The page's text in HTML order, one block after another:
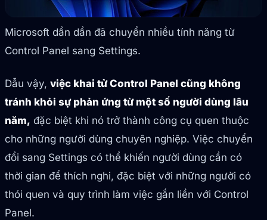
Microsoft dần dần đã chuyển nhiều tính năng từ
Control Panel sang Settings.
Dẫu vậy, việc khai tử Control Panel cũng không
tránh khỏi sự phản ứng từ một số người dùng lâu
năm, đặc biệt khi nó trở thành công cụ quen thuộc
cho những người dùng chuyên nghiệp. Việc chuyển
đổi sang Settings có thể khiến người dùng cần có
thời gian để thích nghi, đặc biệt với những người có
thói quen và quy trình làm việc gắn liền với Control
Panel.